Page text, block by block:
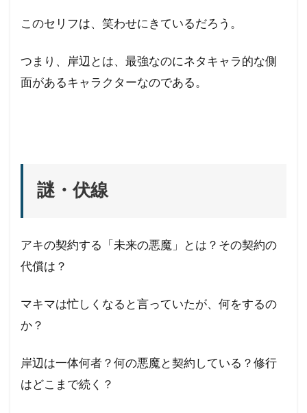
このセリフは、笑わせにきているだろう。
つまり、岸辺とは、最強なのにネタキャラ的な側
面があるキャラクターなのである。
謎・伏線
アキの契約する「未来の悪魔」とは？その契約の
代償は？
マキマは忙しくなると言っていたが、何をするの
か？
岸辺は一体何者？何の悪魔と契約している？修行
はどこまで続く？